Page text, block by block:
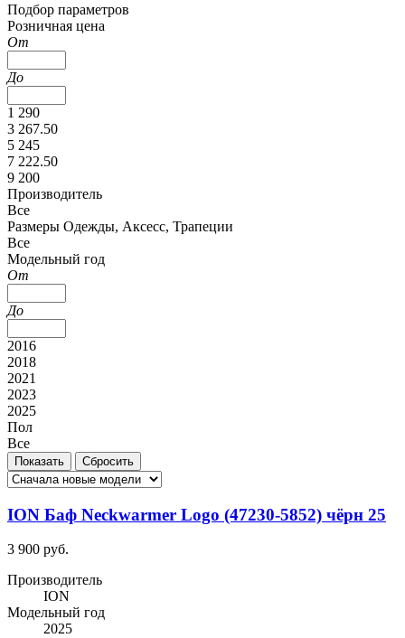
Подбор параметров
Розничная цена
От
До
1 290
3 267.50
5 245
7 222.50
9 200
Производитель
Все
Размеры Одежды, Аксесс, Трапеции
Все
Модельный год
От
До
2016
2018
2021
2023
2025
Пол
Все
ION Баф Neckwarmer Logo (47230-5852) чёрн 25
3 900 руб.
Производитель
ION
Модельный год
2025